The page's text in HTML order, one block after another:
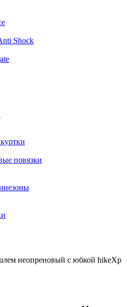
Shock
повязки
неопреновый с юбкой hikeXp